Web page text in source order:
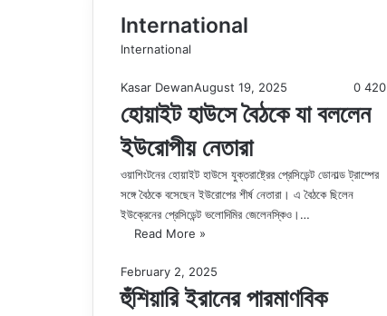
International
International
Kasar DewanAugust 19, 2025 0 420
হোয়াইট হাউসে বৈঠকে যা বললেন
ইউরোপীয় নেতারা
ওয়াশিংটনের হোয়াইট হাউসে যুক্তরাষ্ট্রের প্রেসিডেন্ট ডোনাল্ড ট্রাম্পের
সঙ্গে বৈঠকে বসেছেন ইউরোপের শীর্ষ নেতারা। এ বৈঠকে ছিলেন
ইউক্রেনের প্রেসিডেন্ট ভলোদিমির জেলেনস্কিও।…
Read More »
February 2, 2025
হুঁশিয়ারি ইরানের পারমাণবিক